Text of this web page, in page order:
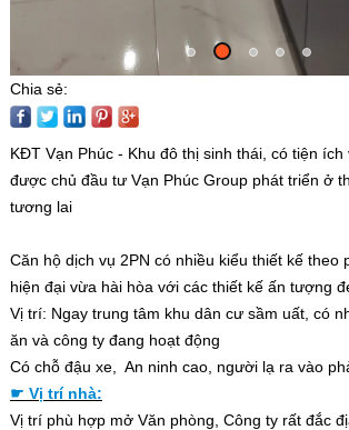
Chia sẻ:
KĐT Vạn Phúc - Khu đô thị sinh thái, có tiện
được chủ đầu tư Vạn Phúc Group phát triển ở
tương lai
Căn hộ dịch vụ 2PN có nhiều kiểu thiết kế theo
hiện đại vừa hài hòa với các thiết kế ấn tượng
Vị trí: Ngay trung tâm khu dân cư sầm uất, có
ăn và công ty đang hoạt động
Có chỗ đậu xe, An ninh cao, người lạ ra vào
☛ Vị trí nhà:
Vị trí phù hợp mở Văn phòng, Công ty rất đắc